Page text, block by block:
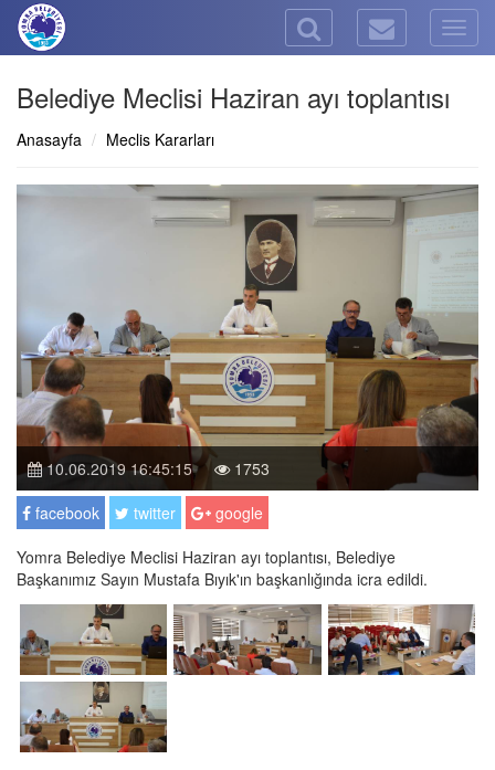
Belediye Meclisi Haziran ayı toplantısı
Anasayfa Meclis Kararları
10.06.2019 16:45:15
1753
facebook
twitter
google
Yomra Belediye Meclisi Haziran ayı toplantısı, Belediye
Başkanımız Sayın Mustafa Bıyık'ın başkanlığında icra edildi.